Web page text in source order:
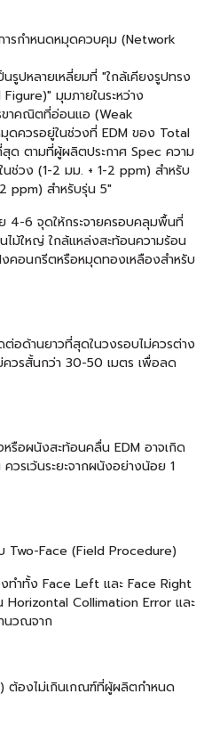
ารกำหนดหมุดควบคุม (Network
รูปหลายเหลี่ยมที่ "ใกล้เคียงรูปทรง
มุมภายในระหว่าง
ขาคณิตที่อ่อนแอ (Weak
มุดควรอยู่ในช่วงที่ EDM ของ Total
ด ตามที่ผู้ผลิตประกาศ Spec ความ
นช่วง (1-2 มม. + 1-2 ppm) สำหรับ
ppm) สำหรับรุ่น 5"
4-6 จุดให้กระจายครอบคลุมพื้นที่
ม้ใหญ่ ใกล้แหล่งสะท้อนความร้อน
คอนกรีตหรือหมุดทองเหลืองสำหรับ
อด้านยาวที่สุดในวงรอบไม่ควรต่าง
ม่ควรสั้นกว่า 30-50 เมตร เพื่อลด
รือผนังสะท้อนคลื่น EDM อาจเกิด
วรเว้นระยะจากผนังอย่างน้อย 1
Two-Face (Field Procedure)
ำทั้ง Face Left และ Face Right
Horizontal Collimation Error และ
นวณจาก
ต้องไม่เกินเกณฑ์ที่ผู้ผลิตกำหนด